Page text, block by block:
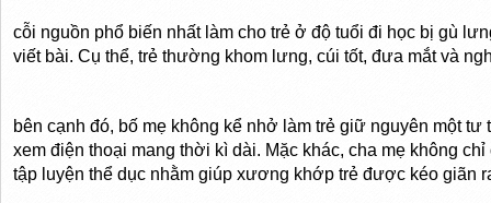
cỗi nguồn phổ biến nhất làm cho trẻ ở độ tuổi đi học bị gù
viết bài. Cụ thể, trẻ thường khom lưng, cúi tốt, đưa mắt và
bên cạnh đó, bố mẹ không kể nhở làm trẻ giữ nguyên một
xem điện thoại mang thời kì dài. Mặc khác, cha mẹ không
tập luyện thể dục nhằm giúp xương khớp trẻ được kéo giãn